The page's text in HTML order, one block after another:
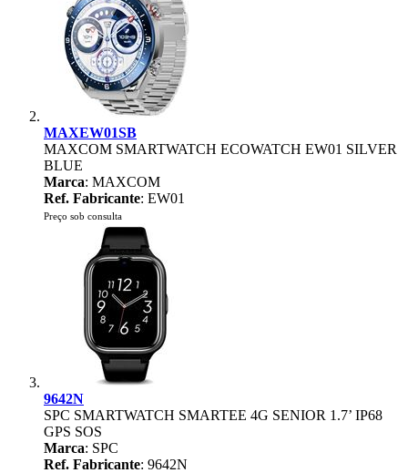
MAXEW01SB
MAXCOM SMARTWATCH ECOWATCH EW01 SILVER
BLUE
Marca: MAXCOM
Ref. Fabricante: EW01
Preço sob consulta
9642N
SPC SMARTWATCH SMARTEE 4G SENIOR 1.7’ IP68
GPS SOS
Marca: SPC
Ref. Fabricante: 9642N